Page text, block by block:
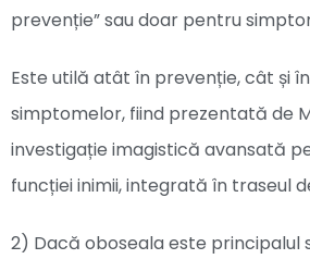
prevenție” sau doar pentru
Este utilă atât în prevenție, cât și
simptomelor, fiind prezentată de
investigație imagistică avansată
funcției inimii, integrată în traseul
2) Dacă oboseala este principalul